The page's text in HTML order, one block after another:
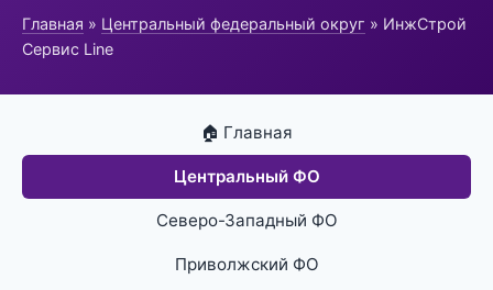
Главная » Центральный федеральный округ » ИнжСтрой
Сервис Line
🏠 Главная
Центральный ФО
Северо-Западный ФО
Приволжский ФО